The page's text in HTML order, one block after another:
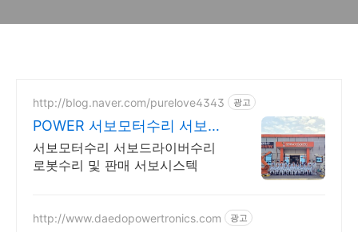
http://blog.naver.com/purelove4343 광고
POWER 서보모터수리 서보드
라이버수리
서보모터수리 서보드라이버수리
로봇수리 및 판매 서보시스텍
http://www.daedopowertronics.com 광고